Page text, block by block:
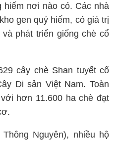
nơi nào có. Các nhà
gen quý hiếm, có giá trị
phát triển giống chè cổ
cây chè Shan tuyết cổ
Di sản Việt Nam. Toàn
hơn 11.600 ha chè đạt
Nguyên), nhiều hộ